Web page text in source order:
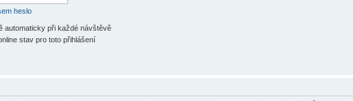
heslo
automaticky při každé návštěvě
stav pro toto přihlášení